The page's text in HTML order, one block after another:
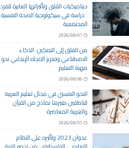
ديناميكيات القلق وتأثيراتها العابرة للفرد
: دراسة في سيكولوجية الصحة النفسية
المجتمعية
2026/08/07
من القلق إلى التمكين: الذكاء
الاصطناعي وتعزيز الاتجاه الإيجابي نحو
مهنة التعليم
2026/08/06
النحو النفسي في مجال تعليم العربية
للناطقين بغيرها نماذج من القرآن
والعربية المعاصرة
2026/08/01
عدوان 2023 وتأثيره على النظام